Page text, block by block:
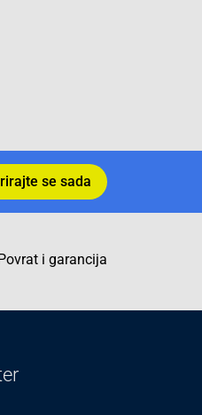
se sada
i garancija